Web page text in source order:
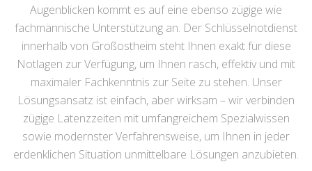
Augenblicken kommt es auf eine ebenso zügige wie
fachmännische Unterstützung an. Der Schlüsselnotdienst
innerhalb von Großostheim steht Ihnen exakt für diese
Notlagen zur Verfügung, um Ihnen rasch, effektiv und mit
maximaler Fachkenntnis zur Seite zu stehen. Unser
Lösungsansatz ist einfach, aber wirksam – wir verbinden
zügige Latenzzeiten mit umfangreichem Spezialwissen
sowie modernster Verfahrensweise, um Ihnen in jeder
erdenklichen Situation unmittelbare Lösungen anzubieten.